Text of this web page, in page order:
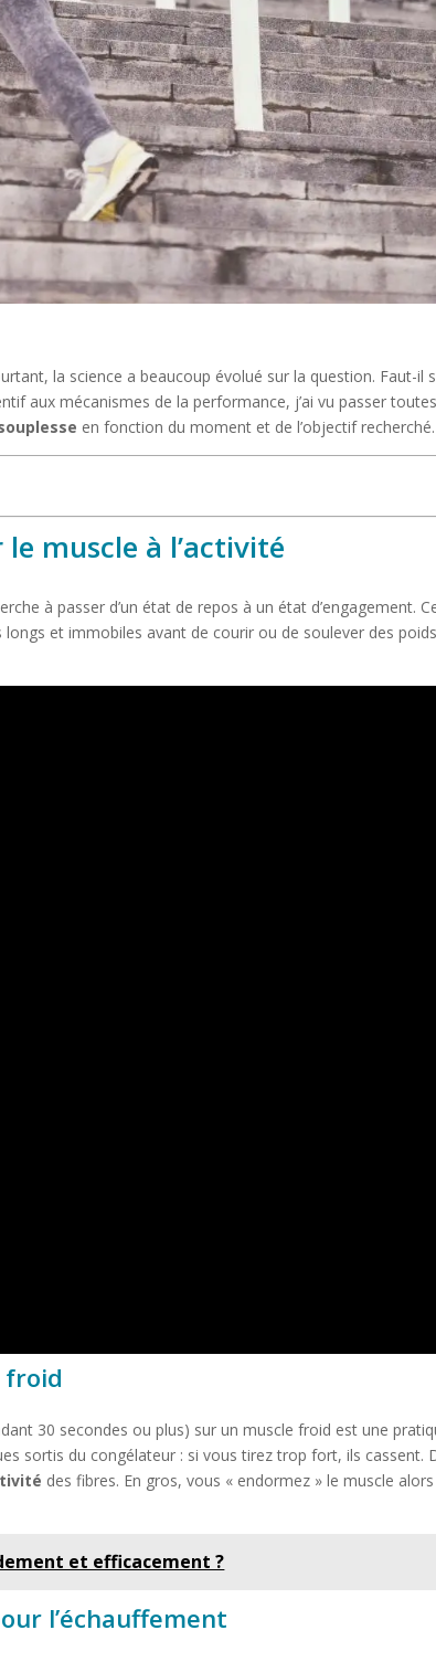
la science a beaucoup évolué sur la question. Faut-il
aux mécanismes de la performance, j’ai vu passer toutes
en fonction du moment et de l’objectif recherché.
muscle à l’activité
à passer d’un état de repos à un état d’engagement.
et immobiles avant de courir ou de soulever des
froid
30 secondes ou plus) sur un muscle froid est une
sortis du congélateur : si vous tirez trop fort, ils cassent.
des fibres. En gros, vous « endormez » le muscle
et efficacement ?
l’échauffement